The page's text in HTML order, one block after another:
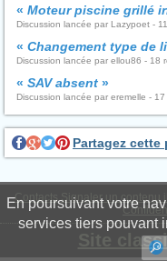
« Moteur piscine grillé
Discussion lancée par Lazypoet -
« Changement type de
Discussion lancée par ellou86 - 18
« SAV absent »
Discussion lancée par eremelle -
Partagez cette
Contacts Signaler un contenu
Site
En poursuivant votre
services tiers pouvant